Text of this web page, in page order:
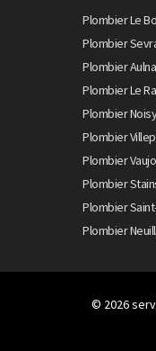
Plombier Le
Plombier
Plombier
Plombier Le
Plombier
Plombier
Plombier
Plombier
Plombier
Plombier
© 2026